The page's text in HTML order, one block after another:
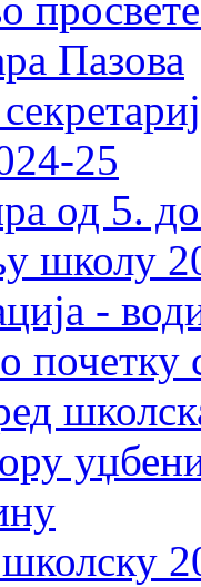
Пазова
25
од 5.
школу
-
почетку